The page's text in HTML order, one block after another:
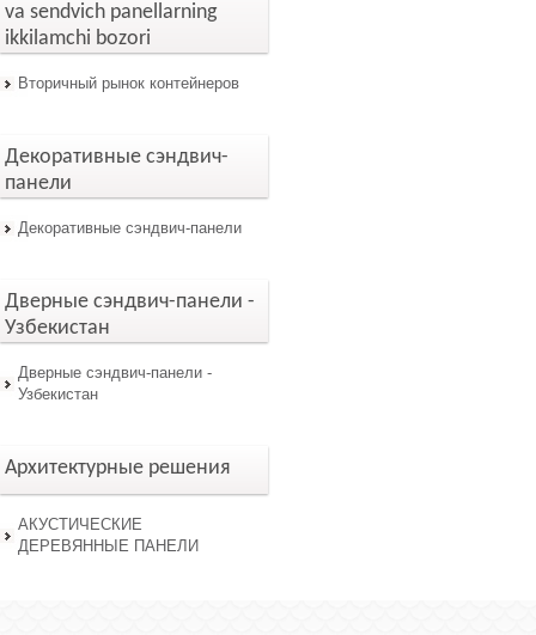
va sendvich panellarning
ikkilamchi bozori
Вторичный рынок контейнеров
Декоративные сэндвич-
панели
Декоративные сэндвич-панели
Дверные сэндвич-панели -
Узбекистан
Дверные сэндвич-панели -
Узбекистан
Архитектурные решения
АКУСТИЧЕСКИЕ
ДЕРЕВЯННЫЕ ПАНЕЛИ